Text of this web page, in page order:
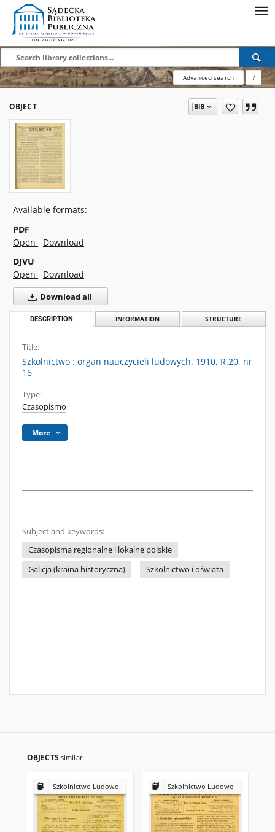
Advanced search ?
OBJECT
Available formats:
PDF
Open
Download
DJVU
Open
Download
Download all
DESCRIPTION INFORMATION STRUCTURE
Title:
Szkolnictwo : organ nauczycieli ludowych. 1910, R.20, nr
16
Type:
Czasopismo
More
Subject and keywords:
Czasopisma regionalne i lokalne polskie
Galicja (kraina historyczna)
Szkolnictwo i oświata
OBJECTS similar
Szkolnictwo Ludowe Szkolnictwo Ludowe